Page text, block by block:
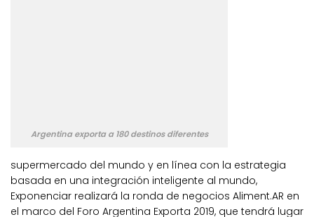
Argentina exporta a 180 destinos diferentes
supermercado del mundo y en línea con la estrategia
basada en una integración inteligente al mundo,
Exponenciar realizará la ronda de negocios Aliment.AR en
el marco del Foro Argentina Exporta 2019, que tendrá lugar